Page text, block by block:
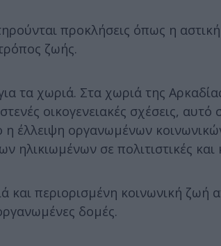
προκλήσεις όπως η
ζωής.
τα χωριά. Στα χωριά της
οικογενειακές σχέσεις,
η έλλειψη οργανωμένων
ηλικιωμένων σε πολιτιστικές και
και περιορισμένη κοινωνική ζωή
δομές.